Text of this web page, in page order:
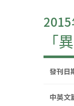
「
發刊
中英